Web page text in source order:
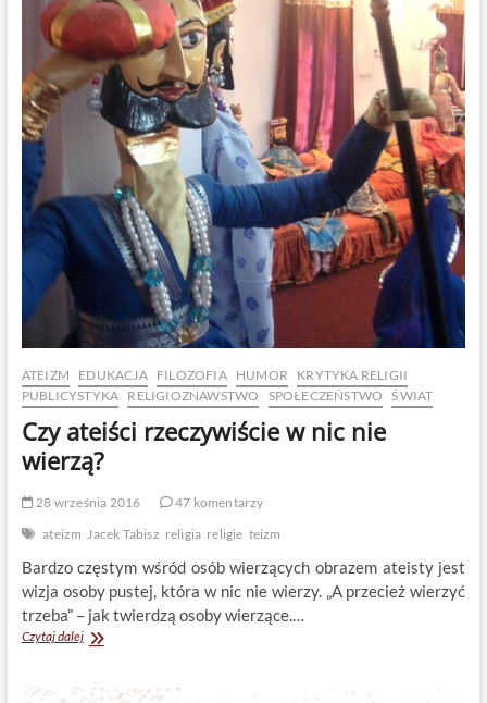
ATEIZM EDUKACJA FILOZOFIA HUMOR
KRYTYKA RELIGII
PUBLICYSTYKA RELIGIOZNAWSTWO SPOŁECZEŃSTWO ŚWIAT
Czy ateiści rzeczywiście w nic nie
wierzą?
28 września 2016
47 komentarzy
ateizm Jacek Tabisz religia religie teizm
Bardzo częstym wśród osób wierzących obrazem ateisty jest
wizja osoby pustej, która w nic nie wierzy. „A przecież wierzyć
trzeba” – jak twierdzą osoby wierzące.…
Czytaj dalejCzy
w